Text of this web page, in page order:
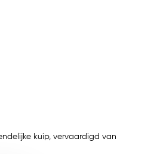
kuip, vervaardigd van